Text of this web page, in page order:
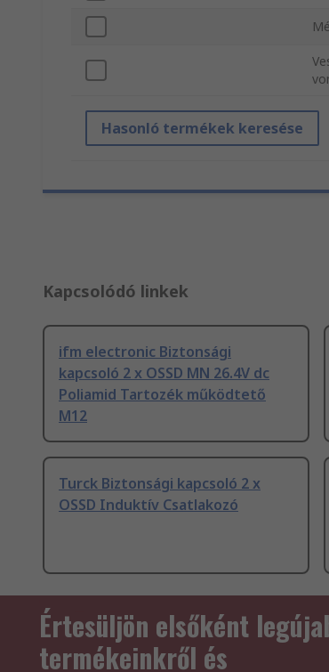
Hasonló termékek keresése
Kapcsolódó linkek
ifm electronic Biztonsági
kapcsoló 2 x OSSD MN 26.4V dc
Poliamid Tartozék működtető
M12
Turck Biztonsági kapcsoló 2 x
OSSD Induktív Csatlakozó
Értesüljön elsőként
termékeinkről és